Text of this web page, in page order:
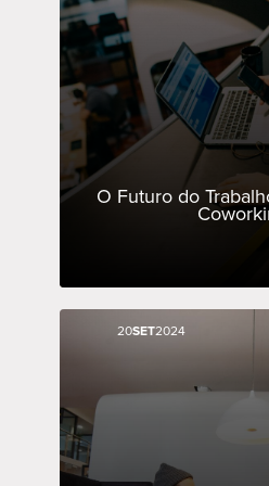
O Futuro do
20SET2024
20SET2024